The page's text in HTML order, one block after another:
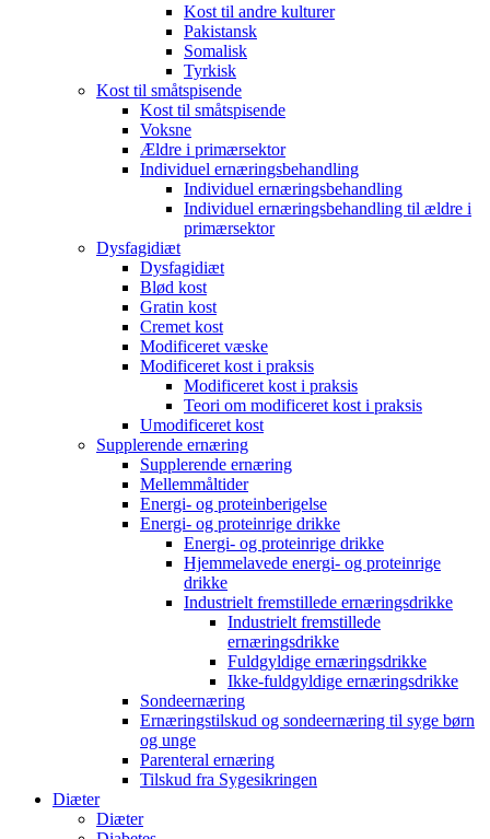
Kost til andre kulturer
Pakistansk
Somalisk
Tyrkisk
Kost til småtspisende
Kost til småtspisende
Voksne
Ældre i primærsektor
Individuel ernæringsbehandling
Individuel ernæringsbehandling
Individuel ernæringsbehandling til ældre i
primærsektor
Dysfagidiæt
Dysfagidiæt
Blød kost
Gratin kost
Cremet kost
Modificeret væske
Modificeret kost i praksis
Modificeret kost i praksis
Teori om modificeret kost i praksis
Umodificeret kost
Supplerende ernæring
Supplerende ernæring
Mellemmåltider
Energi- og proteinberigelse
Energi- og proteinrige drikke
Energi- og proteinrige drikke
Hjemmelavede energi- og proteinrige
drikke
Industrielt fremstillede ernæringsdrikke
Industrielt fremstillede
ernæringsdrikke
Fuldgyldige ernæringsdrikke
Ikke-fuldgyldige ernæringsdrikke
Sondeernæring
Ernæringstilskud og sondeernæring til syge børn
og unge
Parenteral ernæring
Tilskud fra Sygesikringen
Diæter
Diæter